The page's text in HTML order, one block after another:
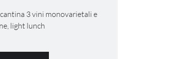
3 vini monovarietali e
light lunch